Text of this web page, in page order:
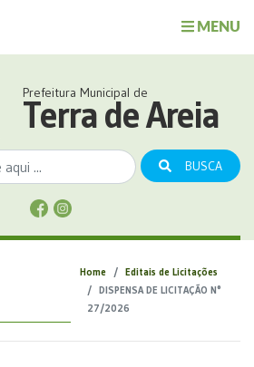
MENU
Prefeitura Municipal de
Terra de Areia
BUSCA
Home
Editais de Licitações
DISPENSA DE LICITAÇÃO N°
27/2026